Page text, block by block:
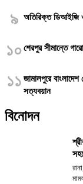
৯ অতিরিক্ত ডিআইজি ও
১০শেরপুর সীমান্তে
১১ জামালপুরে
সত্যবয়ান
বিনোদন